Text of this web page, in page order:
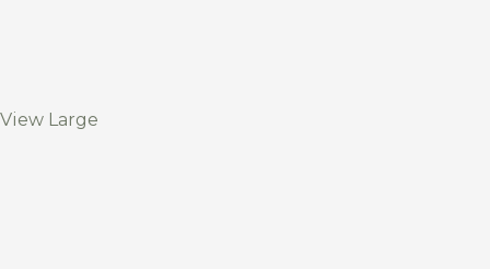
View Large